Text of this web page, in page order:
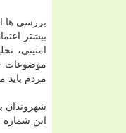
بررسی ها
بیشتر
امنیتی،
موضوعات
مردم باید
این شماره ۰۹۶۳۸۰ نیز برای مشاوره دراین خصوص وجود دارد.